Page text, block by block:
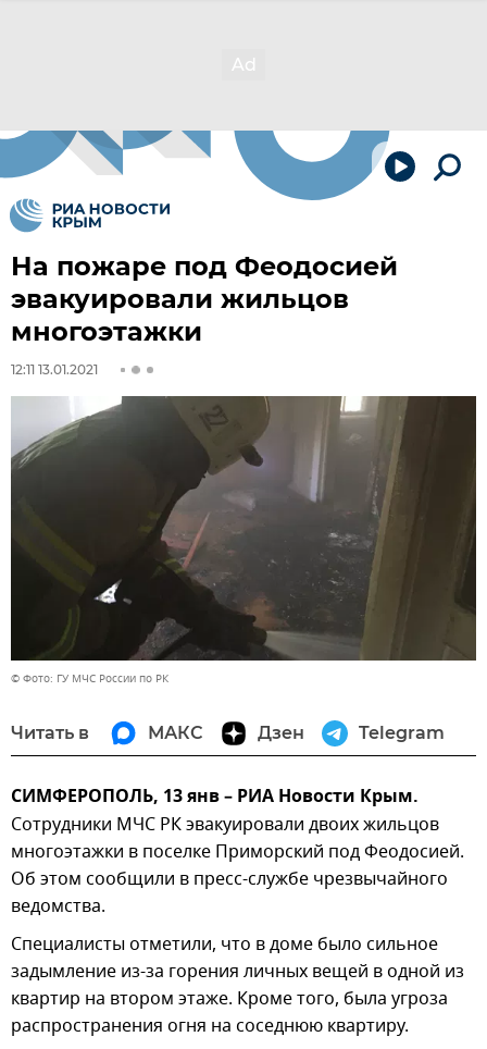
На пожаре под Феодосией
эвакуировали жильцов
многоэтажки
12:11 13.01.2021
© Фото: ГУ МЧС России по РК
Читать в МАКС Дзен Telegram
СИМФЕРОПОЛЬ, 13 янв – РИА Новости Крым.
Сотрудники МЧС РК эвакуировали двоих жильцов
многоэтажки в поселке Приморский под Феодосией.
Об этом сообщили в пресс-службе чрезвычайного
ведомства.
Специалисты отметили, что в доме было сильное
задымление из-за горения личных вещей в одной из
квартир на втором этаже. Кроме того, была угроза
распространения огня на соседнюю квартиру.